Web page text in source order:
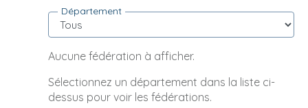
Département
Aucune fédération à afficher.
Sélectionnez un département dans la liste ci-
dessus pour voir les fédérations.